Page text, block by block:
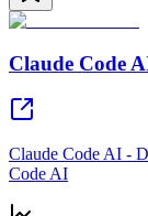
Claude Code
Claude Code AI -
Code AI